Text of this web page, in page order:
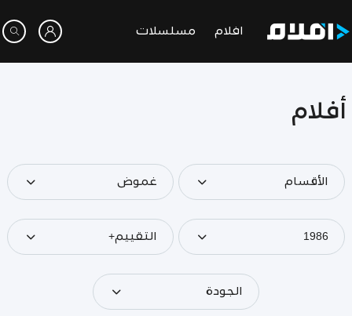
افلام مسلسلات
أفلام
الأقسام غموض
1986 التقييم+
الجودة